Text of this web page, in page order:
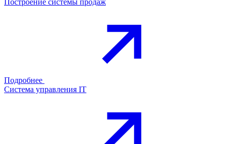
Подробнее
Система управления IT